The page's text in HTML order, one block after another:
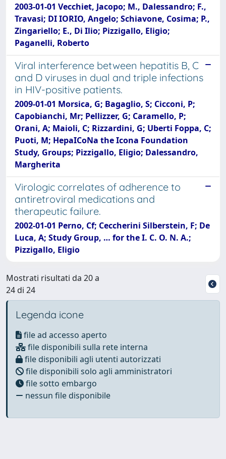
2003-01-01 Vecchiet, Jacopo; M., Dalessandro; F.,
Travasi; DI IORIO, Angelo; Schiavone, Cosima; P.,
Zingariello; E., Di Ilio; Pizzigallo, Eligio;
Paganelli, Roberto
Viral interference between hepatitis B, C
and D viruses in dual and triple infections
in HIV-positive patients.
2009-01-01 Morsica, G; Bagaglio, S; Cicconi, P;
Capobianchi, Mr; Pellizzer, G; Caramello, P;
Orani, A; Maioli, C; Rizzardini, G; Uberti Foppa, C;
Puoti, M; HepaICoNa the Icona Foundation
Study, Groups; Pizzigallo, Eligio; Dalessandro,
Margherita
Virologic correlates of adherence to
antiretroviral medications and
therapeutic failure.
2002-01-01 Perno, Cf; Ceccherini Silberstein, F; De
Luca, A; Study Group, … for the I. C. O. N. A.;
Pizzigallo, Eligio
Mostrati risultati da 20 a
24 di 24
Legenda icone
file ad accesso aperto
file disponibili sulla rete interna
file disponibili agli utenti autorizzati
file disponibili solo agli amministratori
file sotto embargo
nessun file disponibile